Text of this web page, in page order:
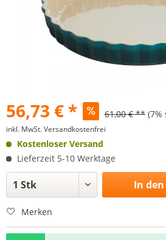
56,73 € * 61,00 € ** (7%
inkl. MwSt.Versandkostenfrei
Kostenloser Versand
Lieferzeit 5-10 Werktage
In den
Merken